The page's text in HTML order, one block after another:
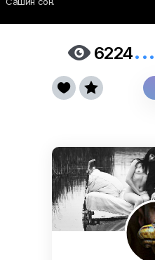
 6224...
 